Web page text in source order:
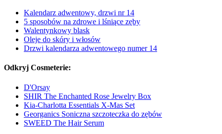
Kalendarz adwentowy, drzwi nr 14
5 sposobów na zdrowe i lśniące zęby
Walentynkowy blask
Oleje do skóry i włosów
Drzwi kalendarza adwentowego numer 14
Odkryj Cosmeterie:
D'Orsay
SHIR The Enchanted Rose Jewelry Box
Kia-Charlotta Essentials X-Mas Set
Georganics Soniczna szczoteczka do zębów
SWEED The Hair Serum